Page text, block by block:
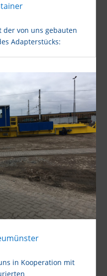
der von uns gebauten
Adapterstücks:
in Kooperation mit